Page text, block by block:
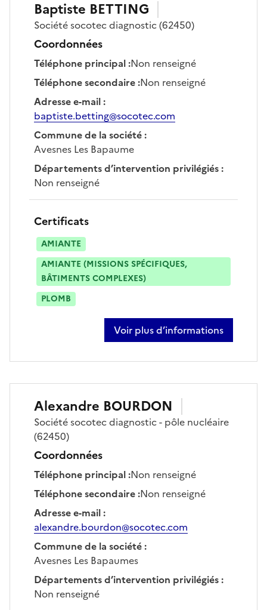
Baptiste BETTING
Sociétésocotec diagnostic(62450)
Coordonnées
Téléphone principal:Non renseigné
Téléphone secondaire:Non renseigné
Adresse e-mail:
baptiste.betting@socotec.com
Commune de la société:
Avesnes Les Bapaume
Départements d’intervention privilégiés:
Non renseigné
Certificats
AMIANTE
AMIANTE (MISSIONS SPÉCIFIQUES,
BÂTIMENTS COMPLEXES)
PLOMB
Voir plus d’informations
sur baptiste betting
Alexandre BOURDON
Sociétésocotec diagnostic - pôle nucléaire
(62450)
Coordonnées
Téléphone principal:Non renseigné
Téléphone secondaire:Non renseigné
Adresse e-mail:
alexandre.bourdon@socotec.com
Commune de la société:
Avesnes Les Bapaumes
Départements d’intervention privilégiés:
Non renseigné